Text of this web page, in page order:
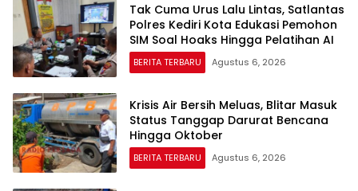
Tak Cuma Urus Lalu Lintas, Satlantas
Polres Kediri Kota Edukasi Pemohon
SIM Soal Hoaks Hingga Pelatihan AI
BERITA TERBARU Agustus 6, 2026
Krisis Air Bersih Meluas, Blitar Masuk
Status Tanggap Darurat Bencana
Hingga Oktober
BERITA TERBARU Agustus 6, 2026